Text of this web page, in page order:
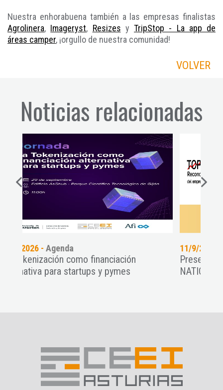
Nuestra enhorabuena también a las empresas finalistas
Agrolinera, Imageryst, Resizes y TripStop - La app de
áreas camper, ¡orgullo de nuestra comunidad!
VOLVER
Noticias relacionadas
11/9/2026 -
Presentate a los TOP 101 SPAIN UP
NATION 2026